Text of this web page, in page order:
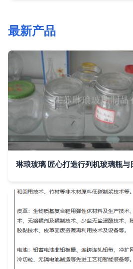
最新产品
琳琅玻璃 匠心打造行列机玻璃瓶与